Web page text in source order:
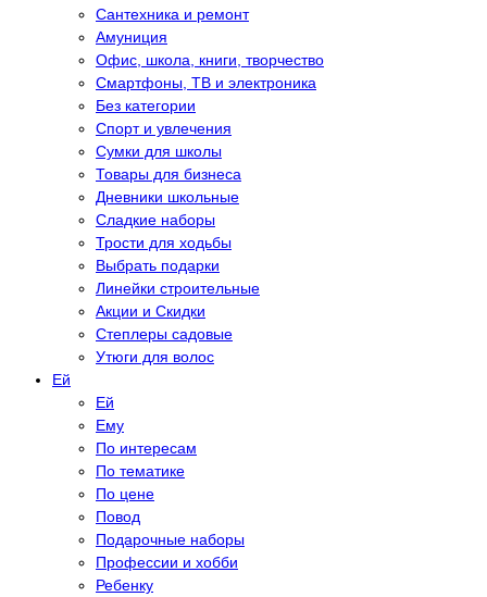
Сантехника и ремонт
Амуниция
Офис, школа, книги, творчество
Смартфоны, ТВ и электроника
Без категории
Спорт и увлечения
Сумки для школы
Товары для бизнеса
Дневники школьные
Сладкие наборы
Трости для ходьбы
Выбрать подарки
Линейки строительные
Акции и Скидки
Степлеры садовые
Утюги для волос
Eй
Eй
Eму
По интересам
По тематике
По цене
Повод
Подарочные наборы
Профессии и хобби
Ребенку